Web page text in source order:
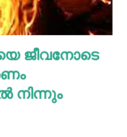
ജീവനോടെ